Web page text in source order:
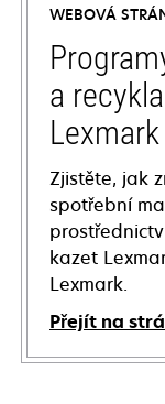
new
tab
WEBOVÁ
a
Lexmark
Zjistěte, jak
spotřební
kazet
Lexmark.
Přejít na